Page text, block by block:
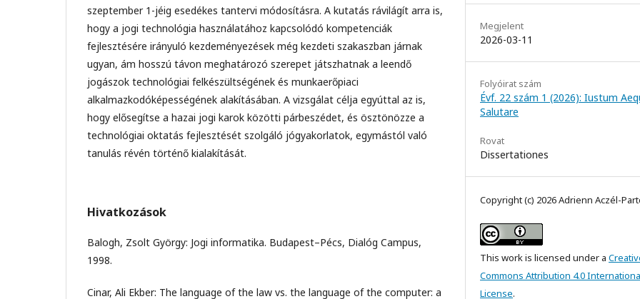
szeptember 1-jéig esedékes tantervi módosításra. A kutatás rávilágít arra is,
hogy a jogi technológia használatához kapcsolódó kompetenciák
fejlesztésére irányuló kezdeményezések még kezdeti szakaszban járnak
ugyan, ám hosszú távon meghatározó szerepet játszhatnak a leendő
jogászok technológiai felkészültségének és munkaerőpiaci
alkalmazkodóképességének alakításában. A vizsgálat célja egyúttal az is,
hogy elősegítse a hazai jogi karok közötti párbeszédet, és ösztönözze a
technológiai oktatás fejlesztését szolgáló jógyakorlatok, egymástól való
tanulás révén történő kialakítását.
Hivatkozások
Balogh, Zsolt György: Jogi informatika. Budapest–Pécs, Dialóg Campus,
1998.
Cinar, Ali Ekber: The language of the law vs. the language of the computer: a
Megjelent
2026-03-11
Folyóirat szám
Évf. 22 szám 1 (2026): Iustum
Salutare
Rovat
Dissertationes
Copyright (c) 2026 Adrienn Aczél-
This work is licensed under a
Commons Attribution 4.0
License.